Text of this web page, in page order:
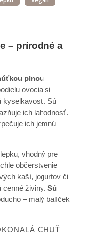
– prírodné a
plnou
ovocia si
kyselkavosť. Sú
ich lahodnosť.
ich jemnú
vhodný pre
občerstvenie
kaší, jogurtov či
cenné živiny. Sú
– malý balíček
CHUŤ